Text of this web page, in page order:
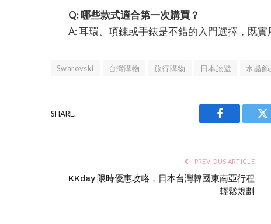
Q: 哪些款式適合第一次購買？
A: 耳環、項鍊或手錶是不錯的入門選擇，既實
Swarovski 台灣購物 旅行購物 日本旅遊 水晶飾
SHARE.
Facebook
PREVIOUS ARTICLE
KKday 限時優惠攻略，日本台灣韓國東南亞行程
輕鬆規劃